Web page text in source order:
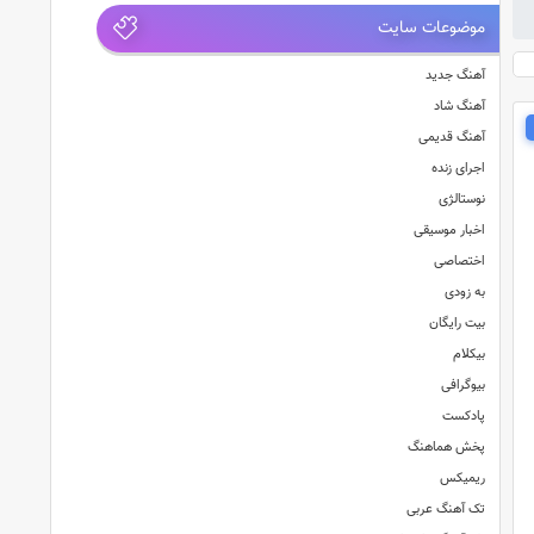
موضوعات سایت
آهنگ جدید
آهنگ شاد
آهنگ قدیمی
اجرای زنده
نوستالژی
اخبار موسیقی
اختصاصی
به زودی
بیت رایگان
بیکلام
بیوگرافی
پادکست
پخش هماهنگ
ریمیکس
تک آهنگ عربی